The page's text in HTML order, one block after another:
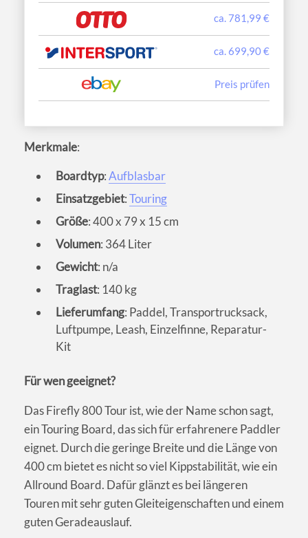
ca. 781,99 €
ca. 699,90 €
Preis prüfen
Merkmale:
Boardtyp:Aufblasbar
Einsatzgebiet:Touring
Größe: 400 x 79 x 15 cm
Volumen: 364 Liter
Gewicht: n/a
Traglast: 140 kg
Lieferumfang: Paddel, Transportrucksack,
Luftpumpe, Leash, Einzelfinne, Reparatur-
Kit
Für wen geeignet?
Das Firefly 800 Tour ist, wie der Name schon sagt,
ein Touring Board, das sich für erfahrenere Paddler
eignet. Durch die geringe Breite und die Länge von
400 cm bietet es nicht so viel Kippstabilität, wie ein
Allround Board. Dafür glänzt es bei längeren
Touren mit sehr guten Gleiteigenschaften und einem
guten Geradeauslauf.